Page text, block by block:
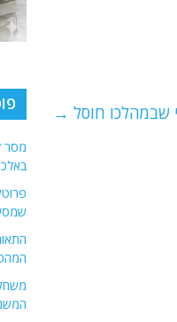
שבמהלכו חוסל →
מסר